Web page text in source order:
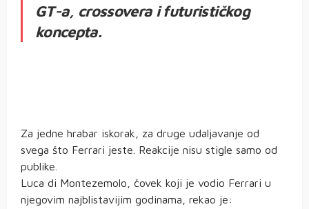
GT-a, crossovera i futurističkog
koncepta.
Za jedne hrabar iskorak, za druge udaljavanje od
svega što Ferrari jeste. Reakcije nisu stigle samo od
publike.
Luca di Montezemolo, čovek koji je vodio Ferrari u
njegovim najblistavijim godinama, rekao je: